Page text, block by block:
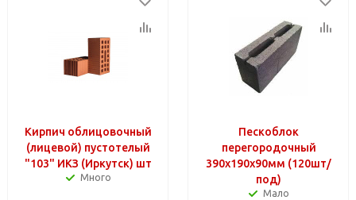
Кирпич облицовочный
(лицевой) пустотелый
"103" ИКЗ (Иркутск) шт
Много
Пескоблок
перегородочный
390х190х90мм (120шт/
под)
Мало